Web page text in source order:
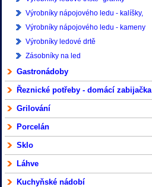
Výrobníky nápojového ledu - kalíšky,
kostky
Výrobníky nápojového ledu - kameny
Výrobníky ledové drtě
Zásobníky na led
Gastronádoby
Řeznické potřeby - domácí zabijačka
Grilování
Porcelán
Sklo
Láhve
Kuchyňské nádobí